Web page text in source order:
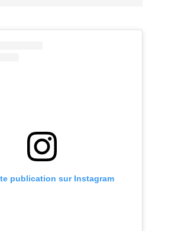
publication sur Instagram